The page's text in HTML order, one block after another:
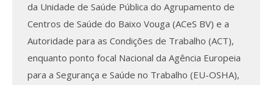
da Unidade de Saúde Pública do Agrupamento de
Centros de Saúde do Baixo Vouga (ACeS BV) e a
Autoridade para as Condições de Trabalho (ACT),
enquanto ponto focal Nacional da Agência Europeia
para a Segurança e Saúde no Trabalho (EU-OSHA),